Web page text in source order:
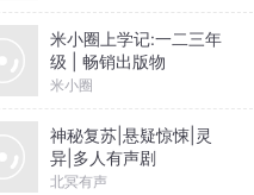
米小圈上学记:一二三年
级 | 畅销出版物
米小圈
神秘复苏|悬疑惊悚|灵
异|多人有声剧
北冥有声